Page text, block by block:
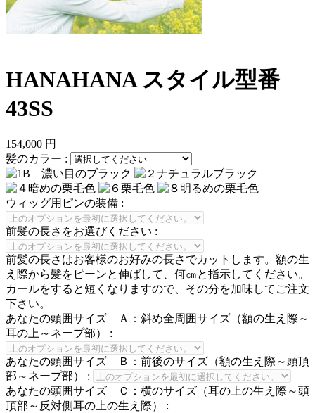
HANAHANA スタイル型番
43SS
154,000 円
髪のカラー :
ウィッグ用ピンの装備 :
前髪の長さをお選びください :
前髪の長さはお客様のお好みの長さでカットします。額の生
え際から髪をピーンと伸ばして、何㎝と指示してください。
カールをすると短くなりますので、その分を加味してご注文
下さい。
あなたの頭囲サイズ Ａ：斜め全周囲サイズ（額の生え際～
耳の上～ネープ部） :
あなたの頭囲サイズ Ｂ：前後のサイズ（額の生え際～頭頂
部～ネープ部） :
あなたの頭囲サイズ Ｃ：横のサイズ（耳の上の生え際～頭
頂部～反対側耳の上の生え際） :